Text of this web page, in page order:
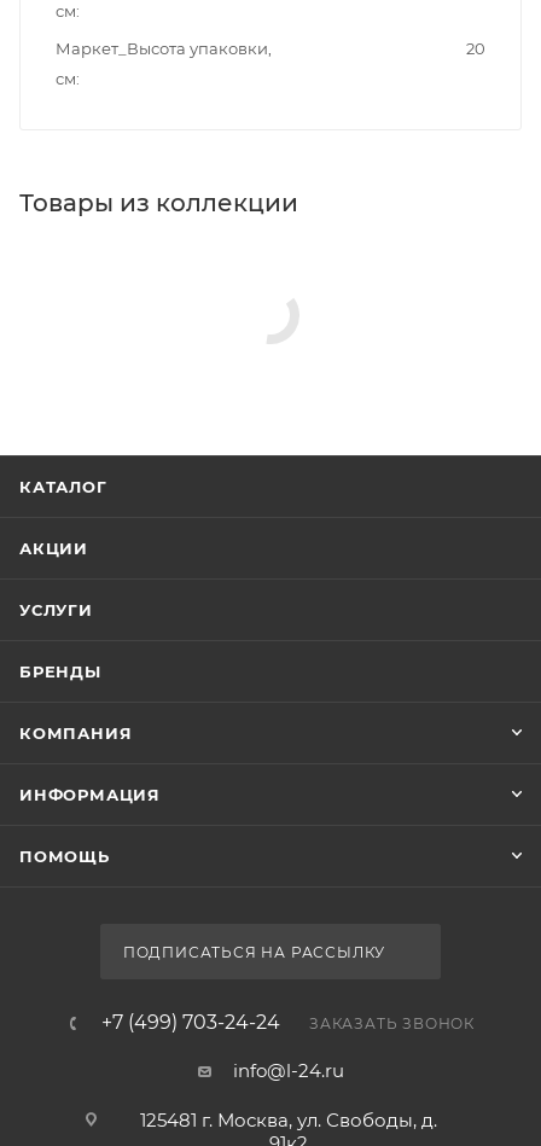
см
Маркет_Высота упаковки,
см
20
Товары из коллекции
КАТАЛОГ
АКЦИИ
УСЛУГИ
БРЕНДЫ
КОМПАНИЯ
ИНФОРМАЦИЯ
ПОМОЩЬ
ПОДПИСАТЬСЯ НА РАССЫЛКУ
+7 (499) 703-24-24 ЗАКАЗАТЬ ЗВОНОК
info@l-24.ru
125481 г. Москва, ул. Свободы, д.